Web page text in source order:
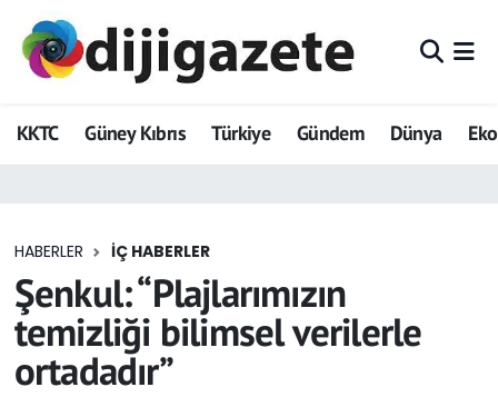
KKTC Güney Kıbrıs Türkiye Gündem Dünya
HABERLER İÇ HABERLER
Şenkul: “Plajlarımızın
temizliği bilimsel verilerle
ortadadır”
ADVERTORIAL
Dijigazete
Eğitim
Ekonomi
Foto Galeri
Hava Durumu
Trafik Durumu
Tüm Manşetler
Son Dakika Haberleri
Haber Arşivi